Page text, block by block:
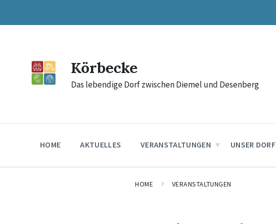
content
main
footer
Körbecke
Das lebendige Dorf zwischen Diemel und Desenberg
HOME AKTUELLES VERANSTALTUNGEN UNSER DORF
HOME VERANSTALTUNGEN